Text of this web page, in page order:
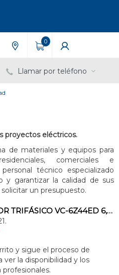
0
Llamar por teléfono
proyectos eléctricos.
de materiales y equipos para
comerciales e
técnico especializado
y garantizar la calidad de sus
un presupuesto.
CONTACTOR TRIFÁSICO VC-6Z44ED 6,6kVca 220V CA 3x400A
y sigue el proceso de
ver la disponibilidad y los
profesionales.